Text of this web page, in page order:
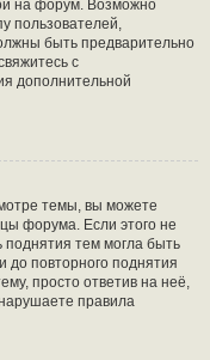
на форум. Возможно
пользователей,
быть предварительно
с
дополнительной
темы, вы можете
форума. Если этого не
поднятия тем могла быть
до повторного поднятия
просто ответив на неё,
правила